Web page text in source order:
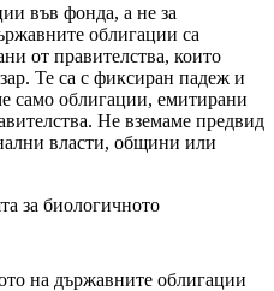
във фонда, а не за
облигации са
от правителства, които
Те са с фиксиран падеж и
само облигации, емитирани
Не вземаме предвид
власти, общини или
за биологичното
на държавните облигации